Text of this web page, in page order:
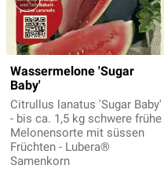
Wassermelone 'Sugar
Baby'
Citrullus lanatus 'Sugar Baby'
- bis ca. 1,5 kg schwere frühe
Melonensorte mit süssen
Früchten - Lubera®
Samenkorn